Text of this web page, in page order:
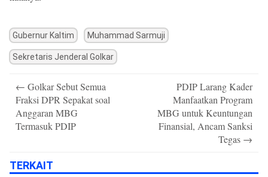
Gubernur Kaltim Muhammad Sarmuji
Sekretaris Jenderal Golkar
navigation
← Golkar Sebut Semua
Fraksi DPR Sepakat soal
Anggaran MBG
Termasuk PDIP
PDIP Larang Kader
Manfaatkan Program
MBG untuk Keuntungan
Finansial, Ancam Sanksi
Tegas →
TERKAIT